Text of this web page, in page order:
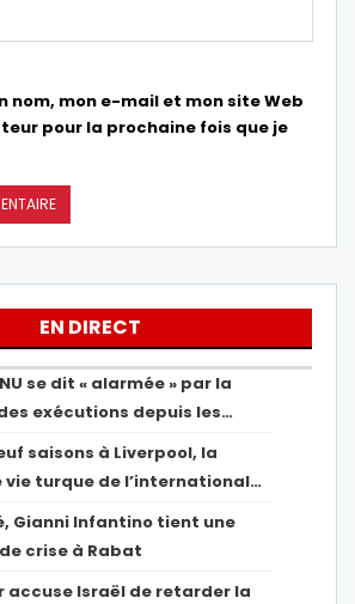
nom, mon e-mail et mon site Web
pour la prochaine fois que je
EN DIRECT
se dit « alarmée » par la
exécutions depuis les…
saisons à Liverpool, la
vie turque de l’international…
Gianni Infantino tient une
crise à Rabat
accuse Israël de retarder la